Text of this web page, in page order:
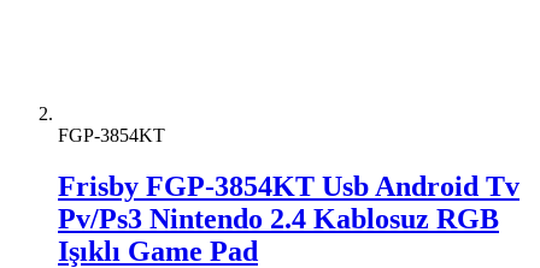
FGP-3854KT
Frisby FGP-3854KT Usb Android Tv
Pv/Ps3 Nintendo 2.4 Kablosuz RGB
Işıklı Game Pad